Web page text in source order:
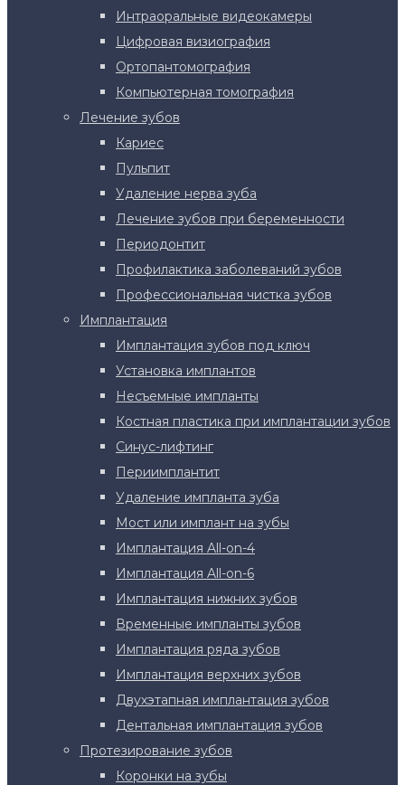
Интраоральные видеокамеры
Цифровая визиография
Ортопантомография
Компьютерная томография
Лечение зубов
Кариес
Пульпит
Удаление нерва зуба
Лечение зубов при беременности
Периодонтит
Профилактика заболеваний зубов
Профессиональная чистка зубов
Имплантация
Имплантация зубов под ключ
Установка имплантов
Несъемные импланты
Костная пластика при имплантации зубов
Синус-лифтинг
Периимплантит
Удаление импланта зуба
Мост или имплант на зубы
Имплантация All-on-4
Имплантация All-on-6
Имплантация нижних зубов
Временные импланты зубов
Имплантация ряда зубов
Имплантация верхних зубов
Двухэтапная имплантация зубов
Дентальная имплантация зубов
Протезирование зубов
Коронки на зубы